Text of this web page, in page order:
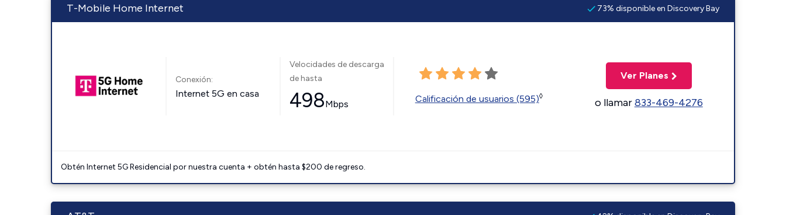
T-Mobile Home Internet 73% disponible en Discovery Bay
Conexión:
Internet 5G en casa
Velocidades de descarga
de hasta
498Mbps Calificación de usuarios (595)◊
Ver Planes
o llamar833-469-4276
Obtén Internet 5G Residencial por nuestra cuenta + obtén hasta $200 de regreso.